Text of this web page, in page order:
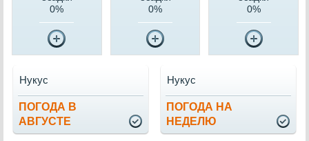
0%
0%
0%
ПОГОДА В
АВГУСТЕ
Нукус
ПОГОДА НА
НЕДЕЛЮ
Нукус